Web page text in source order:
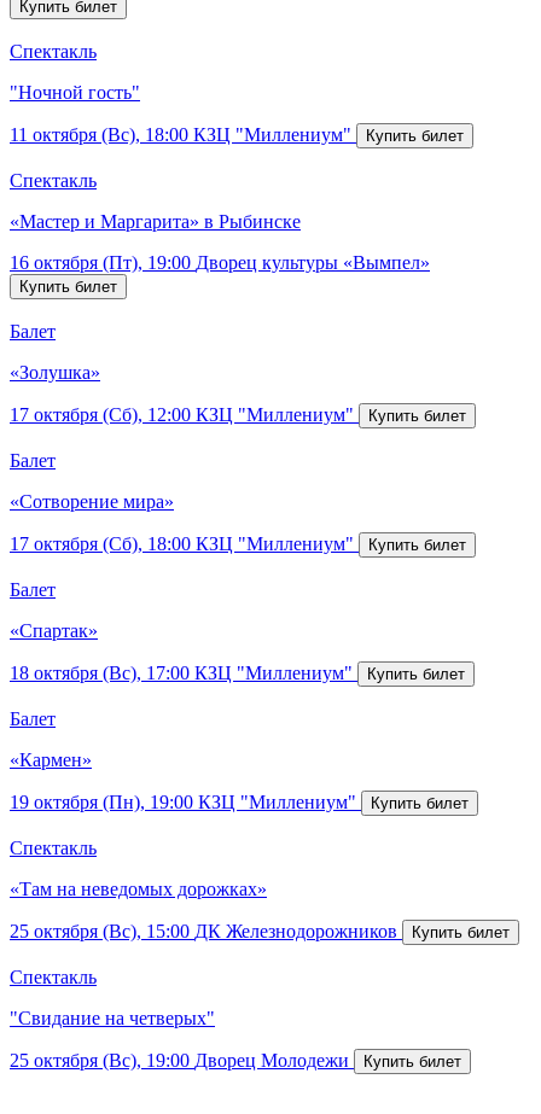
Спектакль
"Ночной гость"
11 октября (Вс), 18:00 КЗЦ "Миллениум"
Спектакль
«Мастер и Маргарита» в Рыбинске
16 октября (Пт), 19:00 Дворец культуры «Вымпел»
Балет
«Золушка»
17 октября (Сб), 12:00 КЗЦ "Миллениум"
Балет
«Сотворение мира»
17 октября (Сб), 18:00 КЗЦ "Миллениум"
Балет
«Спартак»
18 октября (Вс), 17:00 КЗЦ "Миллениум"
Балет
«Кармен»
19 октября (Пн), 19:00 КЗЦ "Миллениум"
Спектакль
«Там на неведомых дорожках»
25 октября (Вс), 15:00 ДК Железнодорожников
Спектакль
"Свидание на четверых"
25 октября (Вс), 19:00 Дворец Молодежи